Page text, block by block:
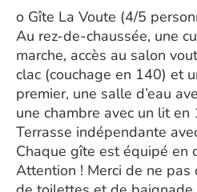
o Gîte La Voute (4/5
Au rez-de-chaussée, une
marche, accès au salon
clac (couchage en 140) et
premier, une salle d’eau
une chambre avec un lit
Terrasse indépendante
Chaque gîte est équipé en
Attention ! Merci de ne